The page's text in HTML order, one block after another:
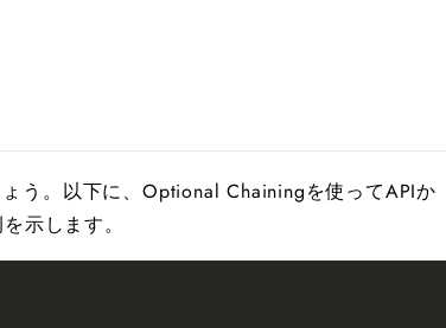
う。以下に、Optional Chainingを使ってAPIか
示します。